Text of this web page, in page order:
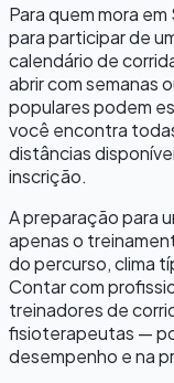
Para quem mora em
para participar de
calendário de
abrir com semanas
populares podem
você encontra
distâncias
inscrição.
A preparação para
apenas o
do percurso, clima
Contar com
treinadores de
fisioterapeutas —
desempenho e na